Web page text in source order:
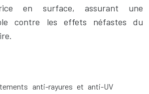
en surface, assurant une
contre les effets néfastes du
anti-rayures et anti-UV